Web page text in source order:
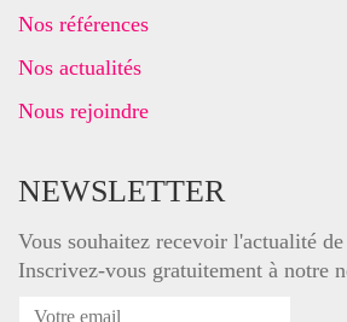
Nos références
Nos actualités
Nous rejoindre
NEWSLETTER
Vous souhaitez recevoir l'actualité
Inscrivez-vous gratuitement à notre